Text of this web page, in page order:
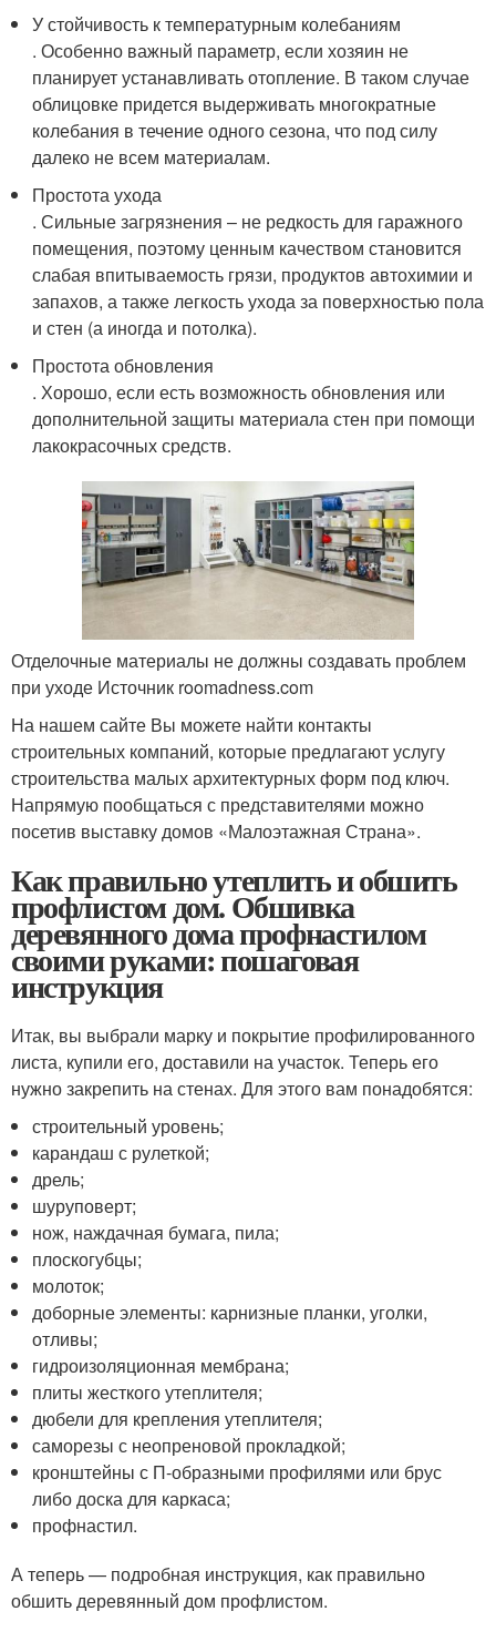
У стойчивость к температурным колебаниям
. Особенно важный параметр, если хозяин не
планирует устанавливать отопление. В таком случае
облицовке придется выдерживать многократные
колебания в течение одного сезона, что под силу
далеко не всем материалам.
Простота ухода
. Сильные загрязнения – не редкость для гаражного
помещения, поэтому ценным качеством становится
слабая впитываемость грязи, продуктов автохимии и
запахов, а также легкость ухода за поверхностью пола
и стен (а иногда и потолка).
Простота обновления
. Хорошо, если есть возможность обновления или
дополнительной защиты материала стен при помощи
лакокрасочных средств.
Отделочные материалы не должны создавать проблем
при уходе Источник roomadness.com
На нашем сайте Вы можете найти контакты
строительных компаний, которые предлагают услугу
строительства малых архитектурных форм под ключ.
Напрямую пообщаться с представителями можно
посетив выставку домов «Малоэтажная Страна».
Как правильно утеплить и обшить
профлистом дом. Обшивка
деревянного дома профнастилом
своими руками: пошаговая
инструкция
Итак, вы выбрали марку и покрытие профилированного
листа, купили его, доставили на участок. Теперь его
нужно закрепить на стенах. Для этого вам понадобятся:
строительный уровень;
карандаш с рулеткой;
дрель;
шуруповерт;
нож, наждачная бумага, пила;
плоскогубцы;
молоток;
доборные элементы: карнизные планки, уголки,
отливы;
гидроизоляционная мембрана;
плиты жесткого утеплителя;
дюбели для крепления утеплителя;
саморезы с неопреновой прокладкой;
кронштейны с П-образными профилями или брус
либо доска для каркаса;
профнастил.
А теперь — подробная инструкция, как правильно
обшить деревянный дом профлистом.